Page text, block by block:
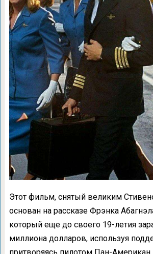
Этот фильм, снятый великим
основан на рассказе Фрэнка
который еще до своего 19-летия
миллиона долларов, используя